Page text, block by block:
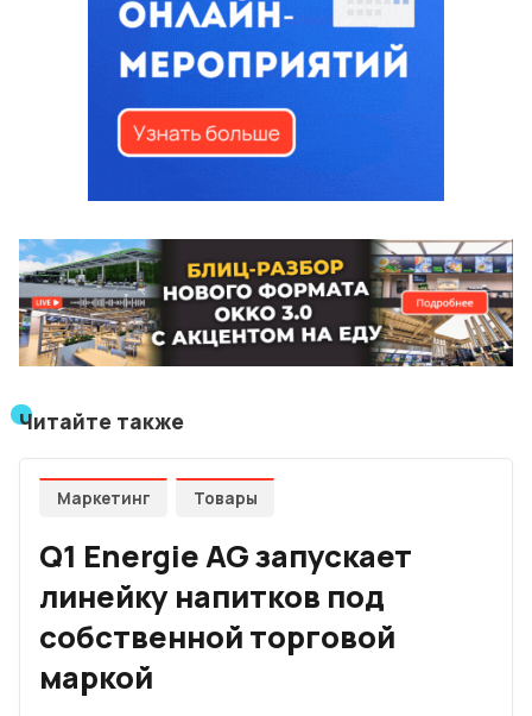
Читайте также
Маркетинг Товары
Q1 Energie AG запускает
линейку напитков под
собственной торговой
маркой